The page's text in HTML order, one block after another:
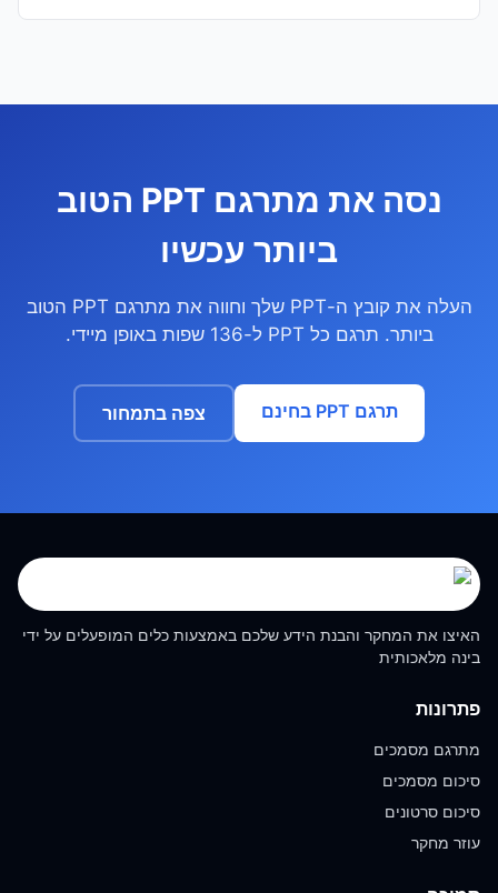
נסה את מתרגם PPT הטוב
ביותר עכשיו
העלה את קובץ ה-PPT שלך וחווה את מתרגם PPT הטוב
ביותר. תרגם כל PPT ל-136 שפות באופן מיידי.
תרגם PPT בחינם צפה בתמחור
האיצו את המחקר והבנת הידע שלכם באמצעות כלים המופעלים על ידי
בינה מלאכותית
פתרונות
מתרגם מסמכים
סיכום מסמכים
סיכום סרטונים
עוזר מחקר